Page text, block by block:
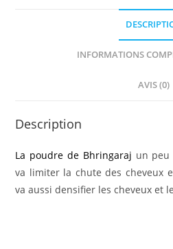
p
e
dI
n
l
INFORMATIONS
AVIS (0)
Description
La poudre de Bhringaraj un peu
va limiter la chute des cheveux
va aussi densifier les cheveux et